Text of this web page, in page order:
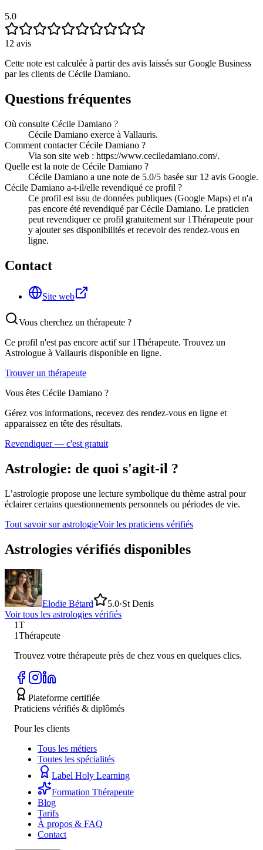
5.0
12 avis
Cette note est calculée à partir des avis laissés sur Google Business
par les clients de Cécile Damiano.
Questions fréquentes
Où consulte Cécile Damiano ?
Cécile Damiano exerce à Vallauris.
Comment contacter Cécile Damiano ?
Via son site web : https://www.ceciledamiano.com/.
Quelle est la note de Cécile Damiano ?
Cécile Damiano a une note de 5.0/5 basée sur 12 avis Google.
Cécile Damiano a-t-il/elle revendiqué ce profil ?
Ce profil est issu de données publiques (Google Maps) et n'a
pas encore été revendiqué par Cécile Damiano. Le praticien
peut revendiquer ce profil gratuitement sur 1Thérapeute pour
y ajouter ses disponibilités et recevoir des rendez-vous en
ligne.
Contact
Site web
Vous cherchez un thérapeute ?
Ce profil n'est pas encore actif sur 1Thérapeute. Trouvez un
Astrologue à Vallauris disponible en ligne.
Trouver un thérapeute
Vous êtes Cécile Damiano ?
Gérez vos informations, recevez des rendez-vous en ligne et
apparaissez en tête des résultats.
Revendiquer — c'est gratuit
Astrologie: de quoi s'agit-il ?
L’astrologie propose une lecture symbolique du thème astral pour
éclairer certains questionnements personnels ou périodes de vie.
Tout savoir surastrologieVoir les praticiens vérifiés
Astrologies vérifiés disponibles
Elodie Bétard 5.0·St Denis
Voir tous les astrologies vérifiés
1T
1Thérapeute
Trouvez votre thérapeute près de chez vous en quelques clics.
Plateforme certifiée
Praticiens vérifiés & diplômés
Pour les clients
Tous les métiers
Toutes les spécialités
Label Holy Learning
Formation Thérapeute
Blog
Tarifs
À propos & FAQ
Contact